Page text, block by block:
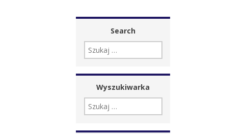
Search
SZUKAJ:
Wyszukiwarka
SZUKAJ: